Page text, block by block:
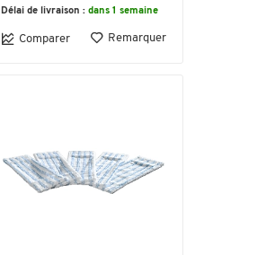
Délai de livraison : dans 1 semaine
Comparer Remarquer